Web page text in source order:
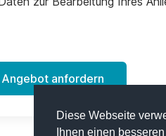
Diese Webseite
Ihnen einen
Angebot anfordern